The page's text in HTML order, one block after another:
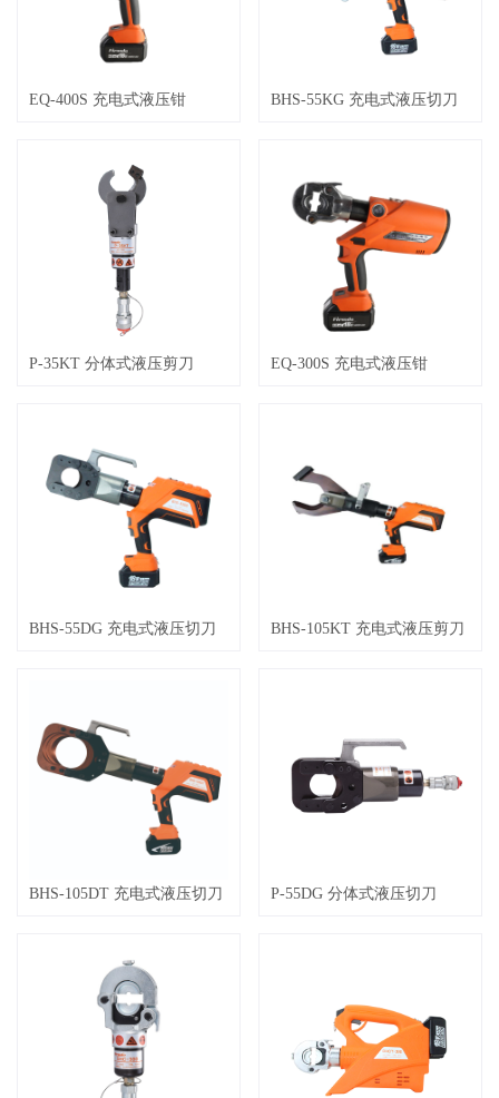
EQ-400S 充电式液压钳 BHS-55KG 充电式液压切刀
P-35KT 分体式液压剪刀 EQ-300S 充电式液压钳
BHS-55DG 充电式液压切刀 BHS-105KT 充电式液压剪刀
BHS-105DT 充电式液压切刀 P-55DG 分体式液压切刀